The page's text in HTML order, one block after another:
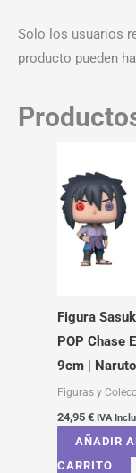
Solo los usuarios
producto pueden
Figura
POP Chase
9cm |
Figuras y
24,95 € IVA
AÑADIR
CARRITO